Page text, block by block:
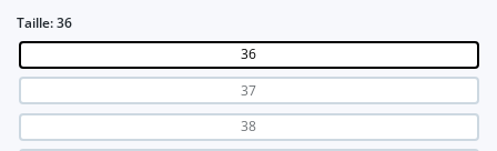
Taille:36
36
37
38